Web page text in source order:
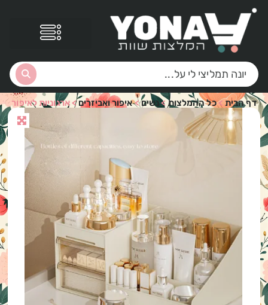
דף הבית>כל ההמלצות>נשים>איפור ואביזרים>ארגוניות לאיפור